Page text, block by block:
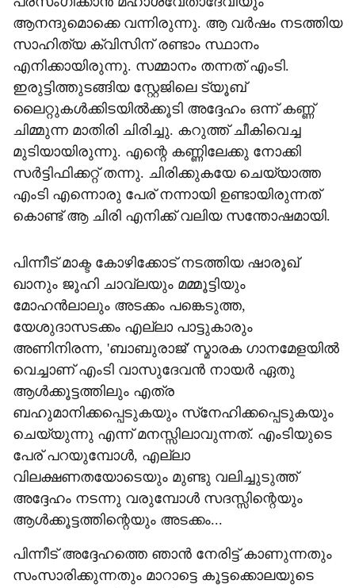
ആനന്ദുമൊക്കെ വന്നിരുന്നു. ആ വര്‍ഷം നടത്തിയ
സാഹിത്യ ക്വിസിന് രണ്ടാം സ്ഥാനം
എനിക്കായിരുന്നു. സമ്മാനം തന്നത് എംടി.
ഇരുട്ടിത്തുടങ്ങിയ സ്റ്റേജിലെ ട്യൂബ്
ലൈറ്റുകള്‍ക്കിടയില്‍ക്കൂടി അദ്ദേഹം ഒന്ന് കണ്ണ്
ചിമ്മുന്ന മാതിരി ചിരിച്ചു. കറുത്ത് ചീകിവെച്ച
മുടിയായിരുന്നു. എന്റെ കണ്ണിലേക്കു നോക്കി
സര്‍ട്ടിഫിക്കറ്റ് തന്നു. ചിരിക്കുകയേ ചെയ്യാത്ത
എംടി എന്നൊരു പേര് നന്നായി ഉണ്ടായിരുന്നത്
കൊണ്ട് ആ ചിരി എനിക്ക് വലിയ സന്തോഷമായി.
പിന്നീട് മാക്ട കോഴിക്കോട് നടത്തിയ ഷാരൂഖ്
ഖാനും ജൂഹി ചാവ്‌ലയും മമ്മൂട്ടിയും
മോഹന്‍ലാലും അടക്കം പങ്കെടുത്ത,
യേശുദാസടക്കം എല്ലാ പാട്ടുകാരും
അണിനിരന്ന, 'ബാബുരാജ്' സ്മാരക ഗാനമേളയില്‍
വെച്ചാണ് എംടി വാസുദേവന്‍ നായര്‍ ഏതു
ആള്‍ക്കൂട്ടത്തിലും എത്ര
ബഹുമാനിക്കപ്പെടുകയും സ്‌നേഹിക്കപ്പെടുകയും
ചെയ്യുന്നു എന്ന് മനസ്സിലാവുന്നത്. എംടിയുടെ
പേര് പറയുമ്പോള്‍, എല്ലാ
വിലക്ഷണതയോടെയും മുണ്ടു വലിച്ചുടുത്ത്
അദ്ദേഹം നടന്നു വരുമ്പോള്‍ സദസ്സിന്റെയും
ആള്‍ക്കൂട്ടത്തിന്റെയും അടക്കം...
പിന്നീട് അദ്ദേഹത്തെ ഞാന്‍ നേരിട്ട് കാണുന്നതും
സംസാരിക്കുന്നതും മാറാട്ടെ കൂട്ടക്കൊലയുടെ